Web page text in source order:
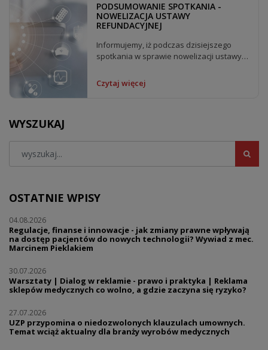
PODSUMOWANIE SPOTKANIA -
NOWELIZACJA USTAWY
REFUNDACYJNEJ
Informujemy, iż podczas dzisiejszego
spotkania w sprawie nowelizacji ustawy
Czytaj więcej
WYSZUKAJ
OSTATNIE WPISY
04.08.2026
Regulacje, finanse i innowacje - jak zmiany prawne wpływają
na dostęp pacjentów do nowych technologii? Wywiad z mec.
Marcinem Pieklakiem
30.07.2026
Warsztaty | Dialog w reklamie - prawo i praktyka | Reklama
sklepów medycznych co wolno, a gdzie zaczyna się ryzyko?
27.07.2026
UZP przypomina o niedozwolonych klauzulach umownych.
Temat wciąż aktualny dla branży wyrobów medycznych